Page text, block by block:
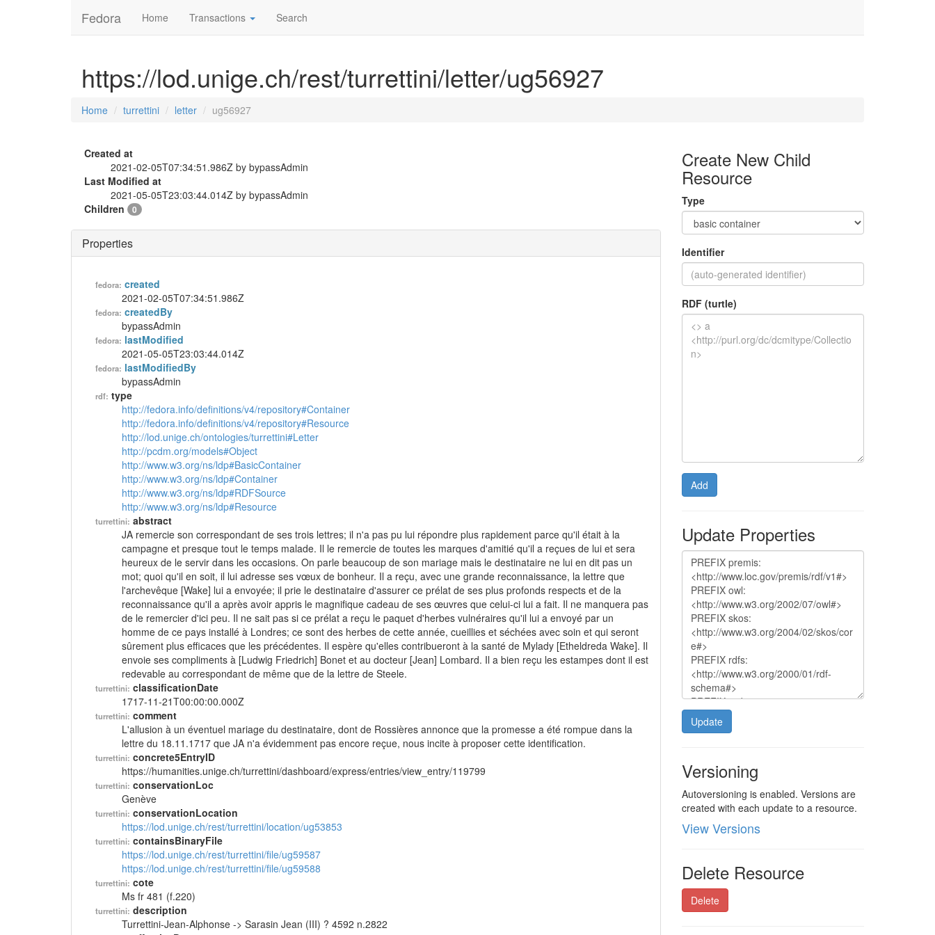
Fedora Home Transactions Search
https://lod.unige.ch/rest/turrettini/letter/ug56927
Home turrettini letter ug56927
Create New Child
Resource
Type
Identifier
RDF (turtle)
Add
Update Properties
Update
Versioning
Autoversioning is enabled. Versions are
created with each update to a resource.
View Versions
Delete Resource
Delete
Created at
2021-02-05T07:34:51.986Z by bypassAdmin
Last Modified at
2021-05-05T23:03:44.014Z by bypassAdmin
Children
0
Properties
fedora: created
2021-02-05T07:34:51.986Z
fedora: createdBy
bypassAdmin
fedora: lastModified
2021-05-05T23:03:44.014Z
fedora: lastModifiedBy
bypassAdmin
rdf: type
http://fedora.info/definitions/v4/repository#Container
http://fedora.info/definitions/v4/repository#Resource
http://lod.unige.ch/ontologies/turrettini#Letter
http://pcdm.org/models#Object
http://www.w3.org/ns/ldp#BasicContainer
http://www.w3.org/ns/ldp#Container
http://www.w3.org/ns/ldp#RDFSource
http://www.w3.org/ns/ldp#Resource
turrettini: abstract
JA remercie son correspondant de ses trois lettres; il n'a pas pu lui répondre plus rapidement parce qu'il était à la
campagne et presque tout le temps malade. Il le remercie de toutes les marques d'amitié qu'il a reçues de lui et sera
heureux de le servir dans les occasions. On parle beaucoup de son mariage mais le destinataire ne lui en dit pas un
mot; quoi qu'il en soit, il lui adresse ses vœux de bonheur. Il a reçu, avec une grande reconnaissance, la lettre que
l'archevêque [Wake] lui a envoyée; il prie le destinataire d'assurer ce prélat de ses plus profonds respects et de la
reconnaissance qu'il a après avoir appris le magnifique cadeau de ses œuvres que celui-ci lui a fait. Il ne manquera pas
de le remercier d'ici peu. Il ne sait pas si ce prélat a reçu le paquet d'herbes vulnéraires qu'il lui a envoyé par un
homme de ce pays installé à Londres; ce sont des herbes de cette année, cueillies et séchées avec soin et qui seront
sûrement plus efficaces que les précédentes. Il espère qu'elles contribueront à la santé de Mylady [Etheldreda Wake]. Il
envoie ses compliments à [Ludwig Friedrich] Bonet et au docteur [Jean] Lombard. Il a bien reçu les estampes dont il est
redevable au correspondant de même que de la lettre de Steele.
turrettini: classificationDate
1717-11-21T00:00:00.000Z
turrettini: comment
L'allusion à un éventuel mariage du destinataire, dont de Rossières annonce que la promesse a été rompue dans la
lettre du 18.11.1717 que JA n'a évidemment pas encore reçue, nous incite à proposer cette identification.
turrettini: concrete5EntryID
https://humanities.unige.ch/turrettini/dashboard/express/entries/view_entry/119799
turrettini: conservationLoc
Genève
turrettini: conservationLocation
https://lod.unige.ch/rest/turrettini/location/ug53853
turrettini: containsBinaryFile
https://lod.unige.ch/rest/turrettini/file/ug59587
https://lod.unige.ch/rest/turrettini/file/ug59588
turrettini: cote
Ms fr 481 (f.220)
turrettini: description
Turrettini-Jean-Alphonse -> Sarasin Jean (III) ? 4592 n.2822